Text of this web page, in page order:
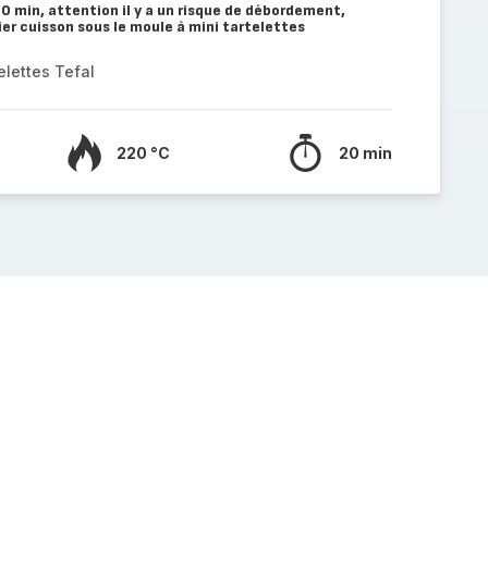
min, attention il y a un risque de débordement,
cuisson sous le moule à mini tartelettes
Tefal
220 °C 20 min